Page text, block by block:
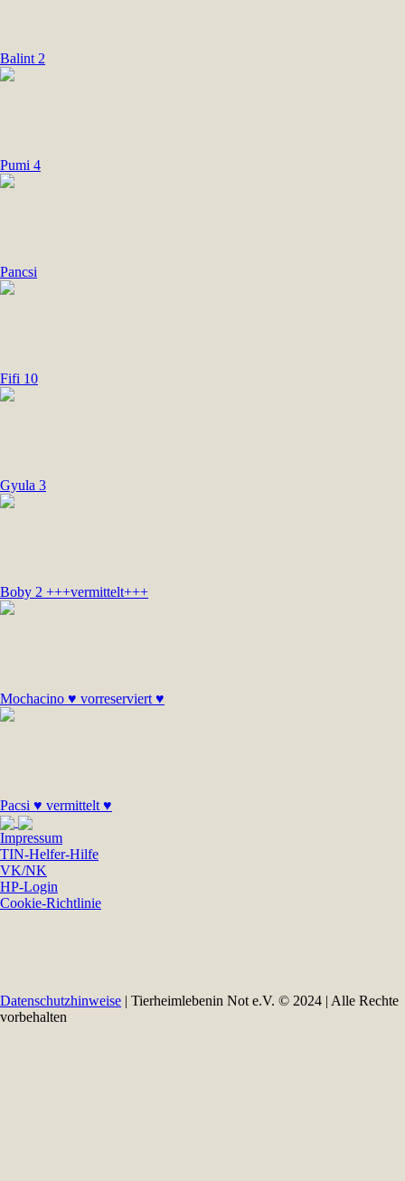
Balint 2
Pumi 4
Pancsi
Fifi 10
Gyula 3
Boby 2 +++vermittelt+++
Mochacino ♥ vorreserviert ♥
Pacsi ♥ vermittelt ♥
Impressum
TIN-Helfer-Hilfe
VK/NK
HP-Login
Cookie-Richtlinie
Datenschutzhinweise | Tierheimlebenin Not e.V. © 2024 | Alle Rechte
vorbehalten